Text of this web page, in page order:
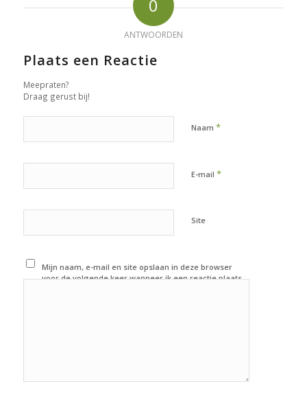
0
ANTWOORDEN
Plaats een Reactie
Meepraten?
Draag gerust bij!
Naam *
E-mail *
Site
Mijn naam, e-mail en site opslaan in deze browser
voor de volgende keer wanneer ik een reactie plaats.